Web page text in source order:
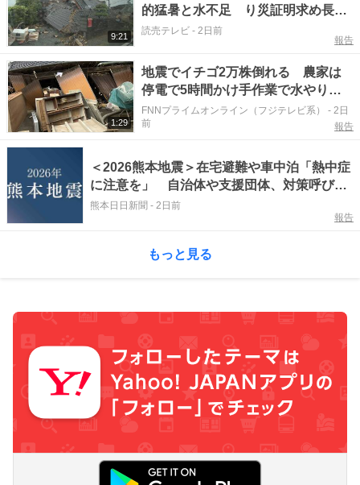
9:21
的猛暑と水不足 り災証明求め長い
列…車中泊続く被災者に疲労と不安
読売テレビ - 2日前
報告
1:29
地震でイチゴ2万株倒れる 農家は
停電で5時間かけ手作業で水やり
「今守らないと」車中泊続け再建へ
前進
FNNプライムオンライン（フジテレビ系） - 2日
前
報告
＜2026熊本地震＞在宅避難や車中泊「熱中症
に注意を」 自治体や支援団体、対策呼びか
け 28日～8月3日に324人搬送
熊本日日新聞 - 2日前
報告
もっと見る